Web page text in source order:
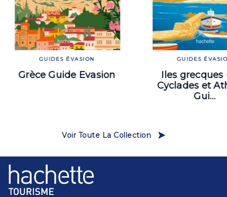
GUIDES ÉVASION
Grèce Guide Evasion
GUIDES
Iles grecques
Cyclades et
Gui…
Voir Toute La Collection